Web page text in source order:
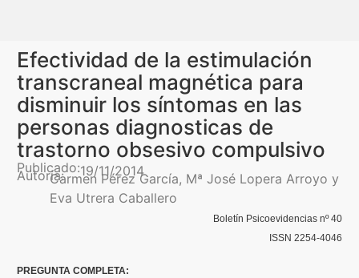
Presentación
De interés
Contenidos Psicoevidencias
Formación
Efectividad de la estimulación
transcraneal magnética para
disminuir los síntomas en las
personas diagnosticas de
trastorno obsesivo compulsivo
Publicado:19/11/2014
Autoría:Carmen Pérez García, Mª José Lopera Arroyo y
Eva Utrera Caballero
Boletín Psicoevidencias nº 40
ISSN 2254-4046
PREGUNTA COMPLETA: